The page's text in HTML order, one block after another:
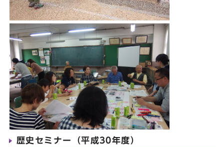
歴史セミナー（平成30年度）